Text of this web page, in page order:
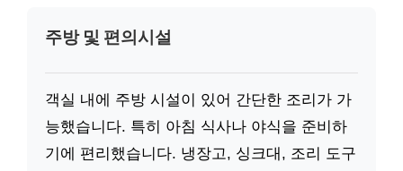
주방 및 편의시설
객실 내에 주방 시설이 있어 간단한 조리가 가
능했습니다. 특히 아침 식사나 야식을 준비하
기에 편리했습니다. 냉장고, 싱크대, 조리 도구